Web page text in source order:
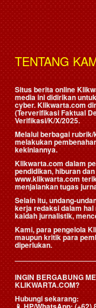
TENTANG
Situs berita online
media ini didirikan
cyber. Klikwarta.com
(Terverifikasi Faktual
Verifikasi/K/X/2025.
Melalui berbagai
melakukan
kekiniannya.
Klikwarta.com dalam
pendidikan, hiburan
www.klikwarta.com
menjalankan tugas
Selain itu, undang-
kerja redaksi dalam
kaidah jurnalistik,
Kami, para pengelola
maupun kritik para
diperlukan.
INGIN BERGABUNG
KLIKWARTA.COM?
Hubungi sekarang: